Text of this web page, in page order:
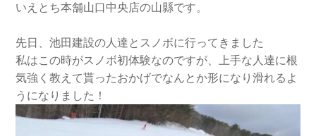
いえとち本舗山口中央店の山縣です。
先日、池田建設の人達とスノボに行ってきました
私はこの時がスノボ初体験なのですが、上手な人達に根
気強く教えて貰ったおかげでなんとか形になり滑れるよ
うになりました！